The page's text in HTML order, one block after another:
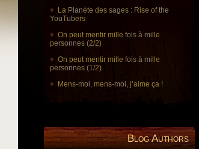
La Planète des sages : Rise of the
YouTubers
On peut mentir mille fois à mille
personnes (2/2)
On peut mentir mille fois à mille
personnes (1/2)
Mens-moi, mens-moi, j’aime ça !
Blog Authors